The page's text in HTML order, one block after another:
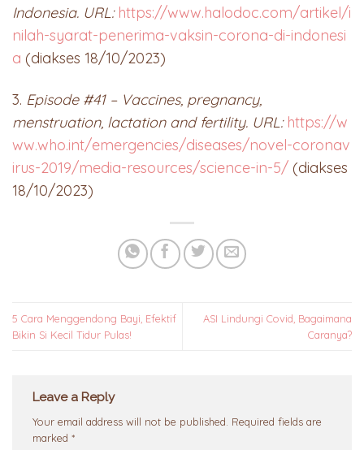
Indonesia. URL: https://www.halodoc.com/artikel/i
nilah-syarat-penerima-vaksin-corona-di-indonesi
a (diakses 18/10/2023)
3. Episode #41 – Vaccines, pregnancy,
menstruation, lactation and fertility. URL: https://w
ww.who.int/emergencies/diseases/novel-coronav
irus-2019/media-resources/science-in-5/ (diakses
18/10/2023)
5 Cara Menggendong Bayi, Efektif
Bikin Si Kecil Tidur Pulas!
ASI Lindungi Covid, Bagaimana
Caranya?
Leave a Reply
Your email address will not be published. Required fields are
marked *